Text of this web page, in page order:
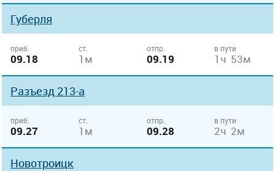
Губерля
приб.
09.18
ст.
1м
отпр.
09.19
в пути
1ч 53м
Разъезд 213-а
приб.
09.27
ст.
1м
отпр.
09.28
в пути
2ч 2м
Новотроицк